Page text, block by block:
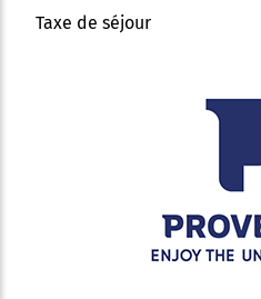
Taxe de séjour